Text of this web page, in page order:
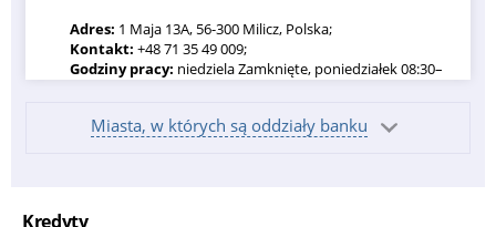
Adres: 1 Maja 13A, 56-300 Milicz, Polska;
Kontakt: +48 71 35 49 009;
Godziny pracy: niedziela Zamknięte, poniedziałek 08:30–
Adres:
Miasta, w których są oddziały banku
Kredyty